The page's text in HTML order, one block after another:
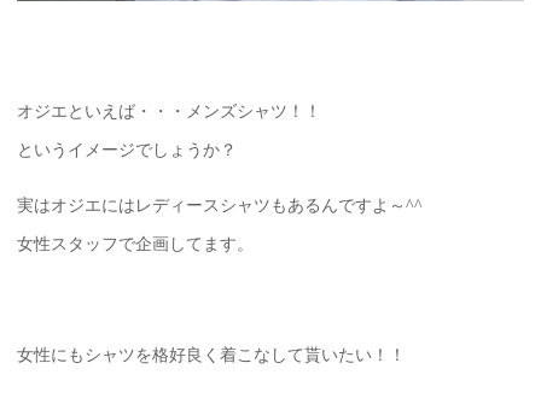
オジエといえば・・・メンズシャツ！！
というイメージでしょうか？
実はオジエにはレディースシャツもあるんですよ～^^
女性スタッフで企画してます。
女性にもシャツを格好良く着こなして貰いたい！！